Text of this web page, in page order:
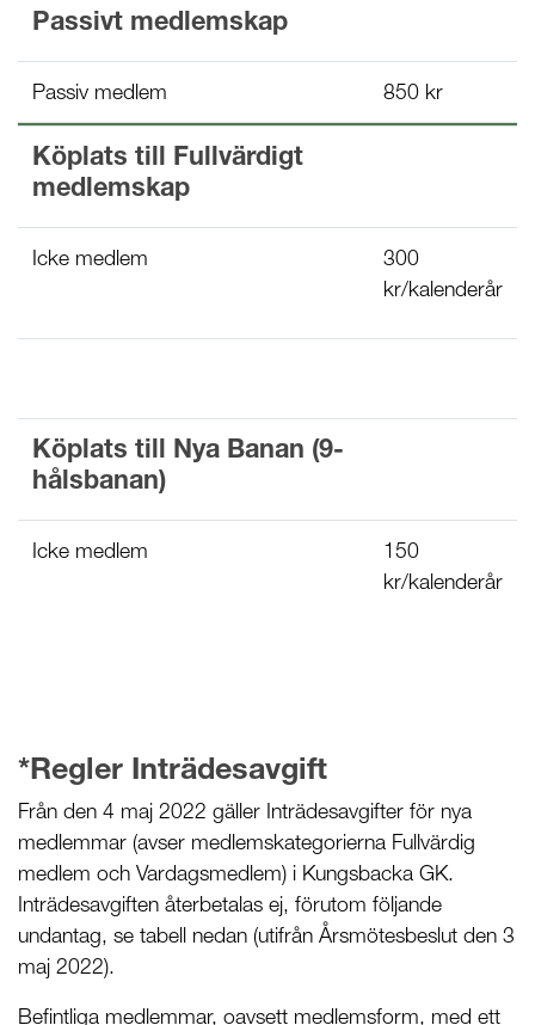
Passivt medlemskap
Passiv medlem 850 kr
Köplats till Fullvärdigt
medlemskap
Icke medlem
300
kr/kalenderår
Köplats till Nya Banan (9-
hålsbanan)
Icke medlem
150
kr/kalenderår
*Regler Inträdesavgift
Från den 4 maj 2022 gäller Inträdesavgifter för nya
medlemmar (avser medlemskategorierna Fullvärdig
medlem och Vardagsmedlem) i Kungsbacka GK.
Inträdesavgiften återbetalas ej, förutom följande
undantag, se tabell nedan (utifrån Årsmötesbeslut den 3
maj 2022).
Befintliga medlemmar, oavsett medlemsform, med ett